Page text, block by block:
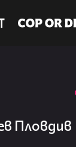
Пловдив